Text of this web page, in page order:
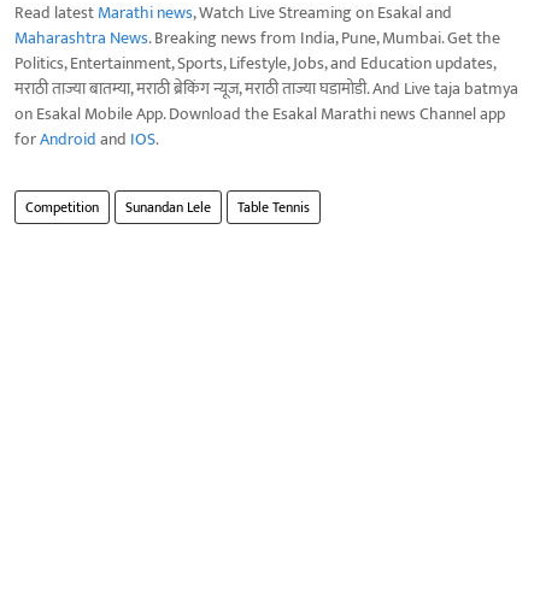
Read latestMarathi news, Watch Live Streaming on Esakal and
Maharashtra News. Breaking news from India, Pune, Mumbai. Get the
Politics, Entertainment, Sports, Lifestyle, Jobs, and Education updates,
मराठी ताज्या बातम्या, मराठी ब्रेकिंग न्यूज, मराठी ताज्या घडामोडी. And Live taja batmya
on Esakal Mobile App. Download the Esakal Marathi news Channel app
forAndroidand IOS.
Competition Sunandan Lele Table Tennis